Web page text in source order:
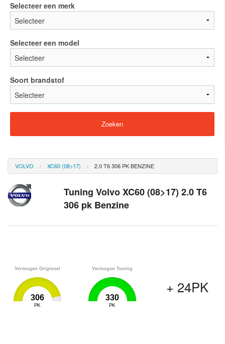
Selecteer een merk
Selecteer een model
Soort brandstof
VOLVO XC60 (08>17) 2.0 T6 306 PK BENZINE
Tuning Volvo XC60 (08>17) 2.0 T6
306 pk Benzine
Vermogen Origineel
306
PK
Vermogen Tuning
330
PK
+ 24PK